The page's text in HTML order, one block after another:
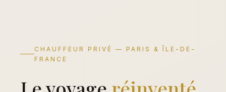
CHAUFFEUR PRIVÉ — PARIS & ÎLE-DE-
FRANCE